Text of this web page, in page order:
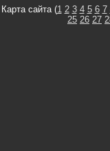
Карта сайта (1 2 3 4 5 6 7
25 26 27